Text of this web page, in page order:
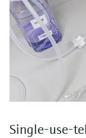
Single-use-